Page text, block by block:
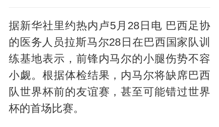
据新华社里约热内卢5月28日电 巴西足协
的医务人员拉斯马尔28日在巴西国家队训
练基地表示，前锋内马尔的小腿伤势不容
小觑。根据体检结果，内马尔将缺席巴西
队世界杯前的友谊赛，甚至可能错过世界
杯的首场比赛。